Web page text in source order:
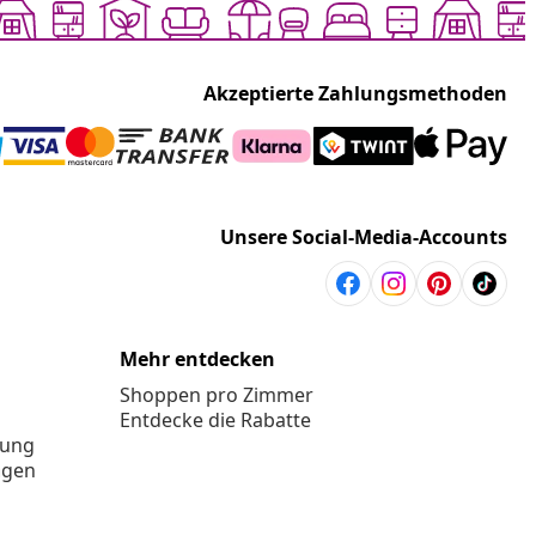
Akzeptierte Zahlungsmethoden
Unsere Social-Media-Accounts
Mehr entdecken
Shoppen pro Zimmer
Entdecke die Rabatte